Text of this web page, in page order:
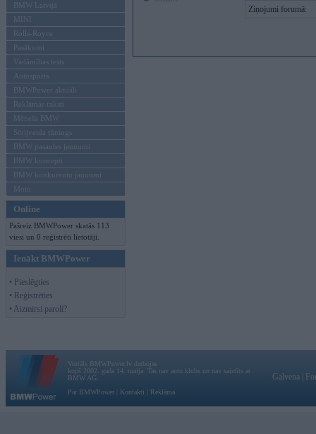
BMW Latvijā
MINI
Rolls-Royce
Pasākumi
Vadāmības tests
Autosports
BMWPower aktuāli
Reklāmas raksti
Mēneša BMW
Sērijveida tūnings
BMW pasaules jaunumi
BMW koncepti
BMW konkurentu jaunumi
Moto
Online
Pašreiz BMWPower skatās 113
viesi un 0 reģistrēti lietotāji.
Ienākt BMWPower
• Pieslēgties
• Reģistrēties
• Aizmirsi paroli?
Ziņojumi forumā:
Vortāls BMWPower.lv darbojas
kopš 2002. gada 14. maija. Tas nav auto klubs un nav saistīts ar
BMW AG.
Par BMWPower
Kontakti Reklāma
Galvena